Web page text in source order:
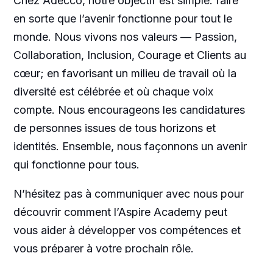
en sorte que l’avenir fonctionne pour tout le
monde. Nous vivons nos valeurs — Passion,
Collaboration, Inclusion, Courage et Clients au
cœur; en favorisant un milieu de travail où la
diversité est célébrée et où chaque voix
compte. Nous encourageons les candidatures
de personnes issues de tous horizons et
identités. Ensemble, nous façonnons un avenir
qui fonctionne pour tous.
N’hésitez pas à communiquer avec nous pour
découvrir comment l’Aspire Academy peut
vous aider à développer vos compétences et
vous préparer à votre prochain rôle.